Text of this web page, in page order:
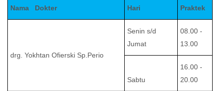
Nama Dokter Hari
Praktek
drg. Yokhtan Ofierski Sp.Perio
Senin s/d
Jumat
08.00 -
13.00
Sabtu
16.00 -
20.00